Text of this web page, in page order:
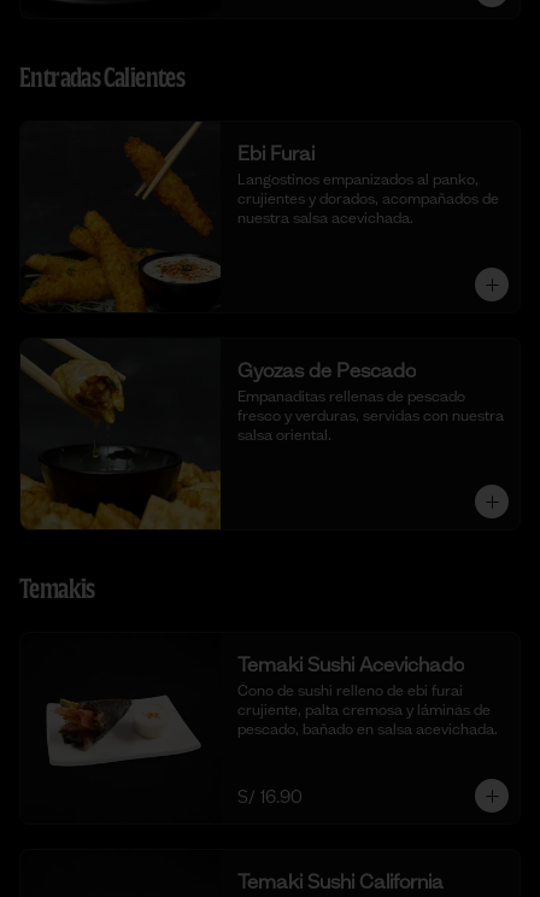
Entradas Calientes
Ebi Furai
Langostinos empanizados al panko,
crujientes y dorados, acompañados de
nuestra salsa acevichada.
Gyozas de Pescado
Empanaditas rellenas de pescado
fresco y verduras, servidas con nuestra
salsa oriental.
Temakis
Temaki Sushi Acevichado
Cono de sushi relleno de ebi furai
crujiente, palta cremosa y láminas de
pescado, bañado en salsa acevichada.
S/ 16.90
Temaki Sushi California